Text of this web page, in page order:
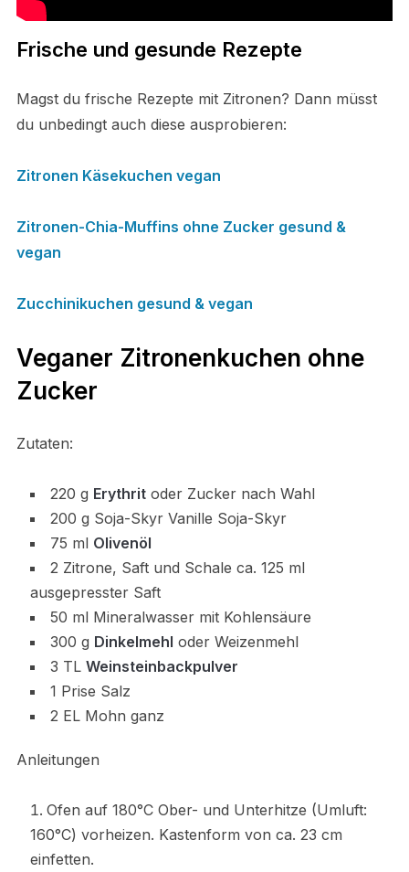
Frische und gesunde Rezepte
Magst du frische Rezepte mit Zitronen? Dann müsst
du unbedingt auch diese ausprobieren:
Zitronen Käsekuchen vegan
Zitronen-Chia-Muffins ohne Zucker gesund &
vegan
Zucchinikuchen gesund & vegan
Veganer Zitronenkuchen ohne
Zucker
Zutaten:
220 g Erythritoder Zucker nach Wahl
200 g Soja-Skyr Vanille Soja-Skyr
75 ml Olivenöl
2 Zitrone, Saft und Schale ca. 125 ml
ausgepresster Saft
50 ml Mineralwasser mit Kohlensäure
300 g Dinkelmehl oder Weizenmehl
3 TL Weinsteinbackpulver
1 Prise Salz
2 EL Mohn ganz
Anleitungen
Ofen auf 180°C Ober- und Unterhitze (Umluft:
160°C) vorheizen. Kastenform von ca. 23 cm
einfetten.